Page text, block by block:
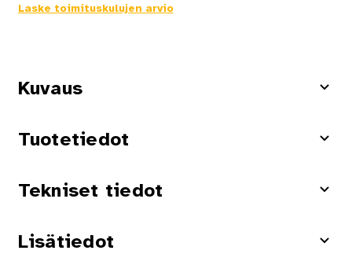
Laske toimituskulujen arvio
Kuvaus
Tuotetiedot
Tekniset tiedot
Lisätiedot